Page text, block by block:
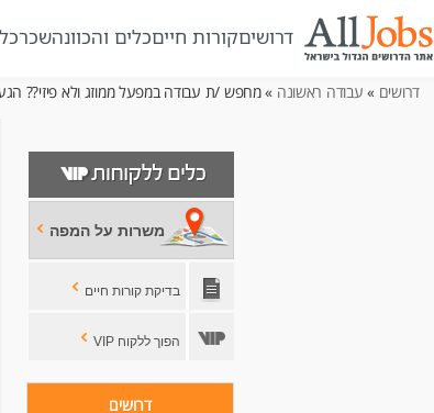
דרושיםקורות חייםכלים והכוונהשכר
דרושים » עבודה ראשונה » מחפש /ת עבודה במפעל ממוזג ולא פיזי??
משרות על המפה
בדיקת קורות חיים
הפוך ללקוח VIP
דרושים